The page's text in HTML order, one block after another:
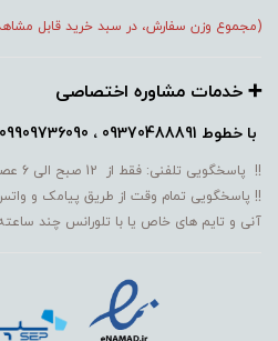
(مجموع وزن سفارش، در سبد خرید قابل
➕️ خدمات مشاوره اختصاصی
با خطوط 09370488891 ، 09909736090
!! پاسخگویی تلفنی: فقط از 12 صبح الی 6 عصر
!! پاسخگویی تمام وقت از طریق پیامک و
آنی و تایم های خاص یا با تلورانس چند